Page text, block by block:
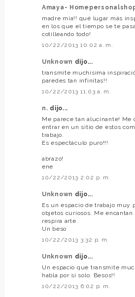
Amaya-
madre mía!! qué lugar más
en los que el tiempo se te
cotilleando todo!
10/22/2013 10:02 a. m.
Unknown dijo...
transmite muchísima
paredes tan infinitas!!
10/22/2013 11:03 a. m.
n. dijo...
Me parece tan alucinante! Me
entrar en un sitio de estos
trabajo.
Es espectáculo puro!!!
abrazo!
ene
10/22/2013 2:02 p. m.
Unknown dijo...
Es un espacio de trabajo muy
objetos curiosos. Me
respira arte.
Un beso
10/22/2013 3:32 p. m.
Unknown dijo...
Un espacio que transmite
habla por sí solo. Besos!!
10/22/2013 6:02 p. m.